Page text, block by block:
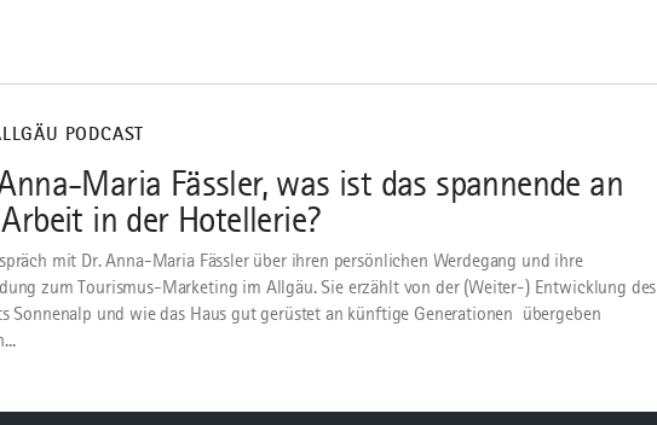
PODCAST
Maria Fässler, was ist das spannende an
in der Hotellerie?
mit Dr. Anna-Maria Fässler über ihren persönlichen Werdegang und ihre
zum Tourismus-Marketing im Allgäu. Sie erzählt von der (Weiter-) Entwicklung des
Sonnenalp und wie das Haus gut gerüstet an künftige Generationen übergeben